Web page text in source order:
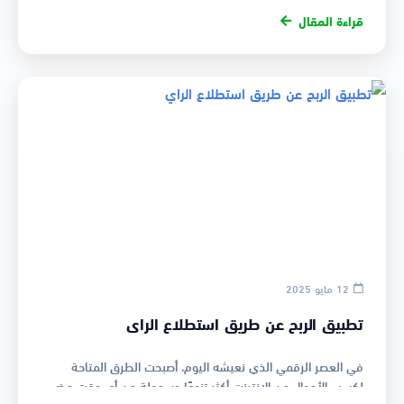
قراءة المقال
12 مايو 2025
تطبيق الربح عن طريق استطلاع الراي
في العصر الرقمي الذي نعيشه اليوم، أصبحت الطرق المتاحة
لكسب الأموال من الإنترنت أكثر تنوعًا وسهولة من أي وقت مضى.